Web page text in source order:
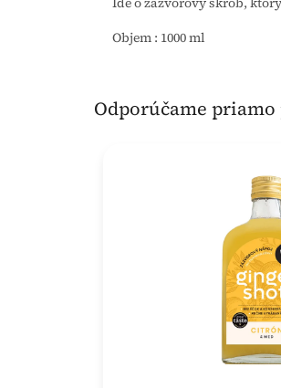
Objem : 1000 ml
Odporúčame priamo